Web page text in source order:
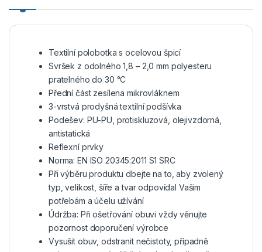
Textilní polobotka s ocelovou špicí
Svršek z odolného 1,8 – 2,0 mm polyesteru
pratelného do 30 °C
Přední část zesílena mikrovláknem
3-vrstvá prodyšná textilní podšívka
Podešev: PU-PU, protiskluzová, olejivzdorná,
antistatická
Reflexní prvky
Norma: EN ISO 20345:2011 S1 SRC
Při výběru produktu dbejte na to, aby zvolený
typ, velikost, šíře a tvar odpovídal Vašim
potřebám a účelu užívání
Údržba: Při ošetřování obuvi vždy věnujte
pozornost doporučení výrobce
Vysušit obuv, odstranit nečistoty, případně